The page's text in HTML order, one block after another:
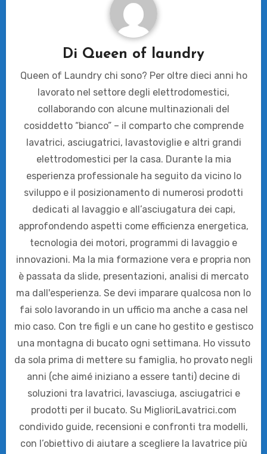
Di Queen of laundry
Queen of Laundry chi sono? Per oltre dieci anni ho
lavorato nel settore degli elettrodomestici,
collaborando con alcune multinazionali del
cosiddetto “bianco” – il comparto che comprende
lavatrici, asciugatrici, lavastoviglie e altri grandi
elettrodomestici per la casa. Durante la mia
esperienza professionale ha seguito da vicino lo
sviluppo e il posizionamento di numerosi prodotti
dedicati al lavaggio e all’asciugatura dei capi,
approfondendo aspetti come efficienza energetica,
tecnologia dei motori, programmi di lavaggio e
innovazioni. Ma la mia formazione vera e propria non
è passata da slide, presentazioni, analisi di mercato
ma dall'esperienza. Se devi imparare qualcosa non lo
fai solo lavorando in un ufficio ma anche a casa nel
mio caso. Con tre figli e un cane ho gestito e gestisco
una montagna di bucato ogni settimana. Ho vissuto
da sola prima di mettere su famiglia, ho provato negli
anni (che aimé iniziano a essere tanti) decine di
soluzioni tra lavatrici, lavasciuga, asciugatrici e
prodotti per il bucato. Su MiglioriLavatrici.com
condivido guide, recensioni e confronti tra modelli,
con l’obiettivo di aiutare a scegliere la lavatrice più